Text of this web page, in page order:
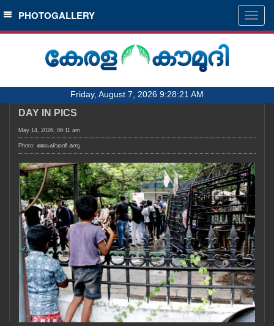
SECTIONS
HOME
NOTIFIED NEWS
KERALA
LOCAL
OBITUARY
NEWS 360
CASE DIARY
CINEMA
PHOTOGALLERY
Friday, August 7, 2026 9:28:21 AM
DAY IN PICS
May 14, 2026, 06:11 am
Photo: ജോഷ്‌വാൻ മനു